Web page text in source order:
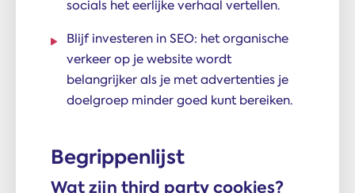
socials het eerlijke verhaal vertellen.
Blijf investeren in SEO: het organische
verkeer op je website wordt
belangrijker als je met advertenties je
doelgroep minder goed kunt bereiken.
Begrippenlijst
Wat zijn third party cookies?